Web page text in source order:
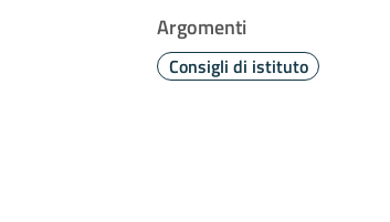
Argomenti
Consigli di istituto